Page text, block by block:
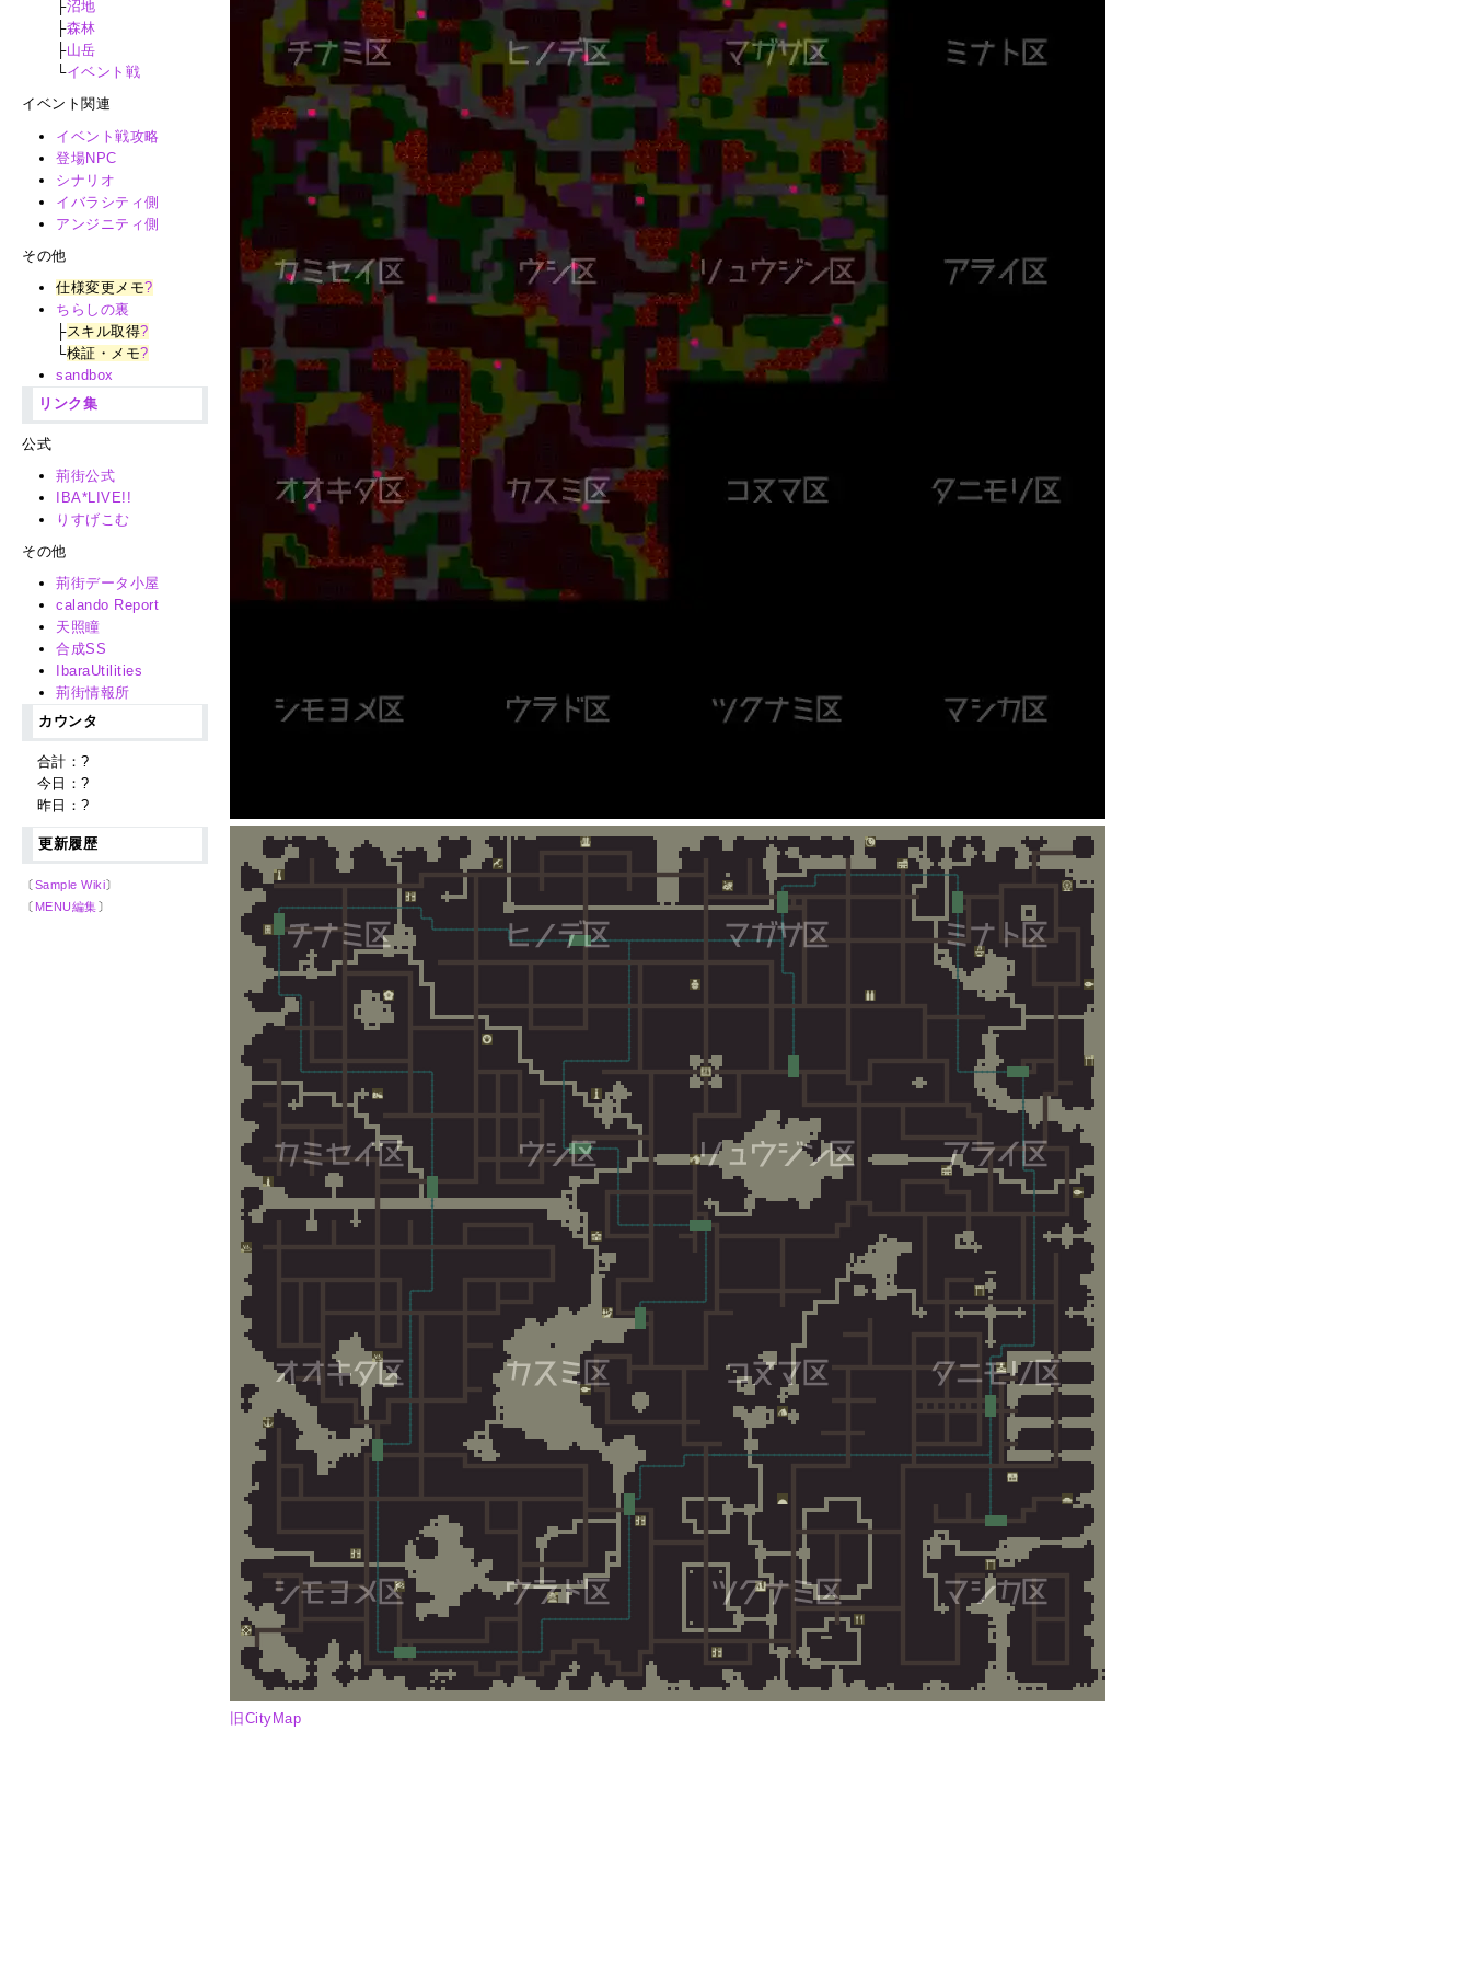
旧CityMap
├沼地
├森林
├山岳
└イベント戦
イベント関連
イベント戦攻略
登場NPC
シナリオ
イバラシティ側
アンジニティ側
その他
仕様変更メモ?
ちらしの裏
├スキル取得?
└検証・メモ?
sandbox
リンク集
公式
荊街公式
IBA*LIVE!!
りすげこむ
その他
荊街データ小屋
calando Report
天照瞳
合成SS
IbaraUtilities
荊街情報所
カウンタ
合計：?
今日：?
昨日：?
更新履歴
〔 Sample Wiki〕
〔 MENU編集 〕